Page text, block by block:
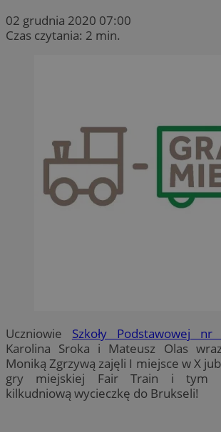
02 grudnia 2020 07:00
Czas czytania: 2 min.
Uczniowie Szkoły Podstawowej nr
Karolina Sroka i Mateusz Olas
Moniką Zgrzywą zajęli I miejsce w X
gry miejskiej Fair Train i tym
kilkudniową wycieczkę do Brukseli!